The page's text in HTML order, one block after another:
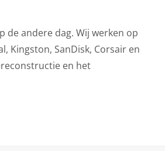
de andere dag. Wij werken op
Kingston, SanDisk, Corsair en
en het